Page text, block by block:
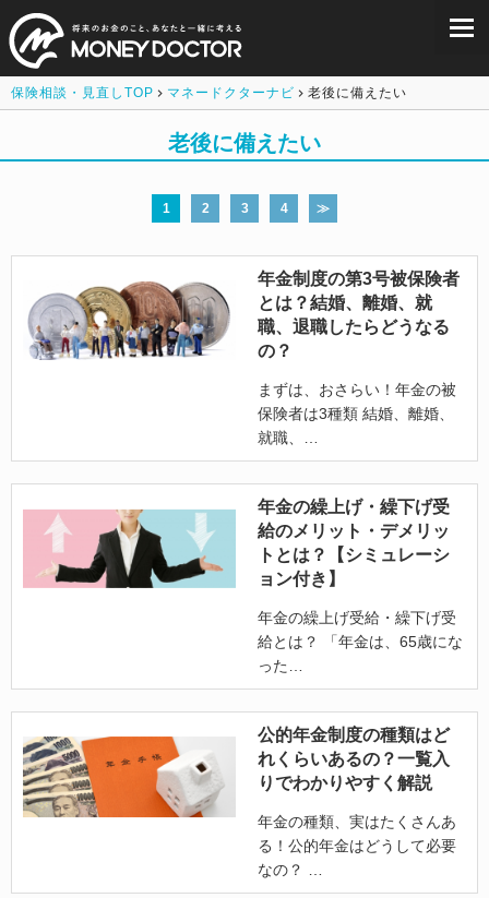
保険相談・見直しTOP マネードクターナビ 老後に備えたい
老後に備えたい
1 2 3 4 ≫
年金制度の第3号被保険者
とは？結婚、離婚、就
職、退職したらどうなる
の？
まずは、おさらい！年金の被
保険者は3種類 結婚、離婚、
就職、
年金の繰上げ・繰下げ受
給のメリット・デメリッ
トとは？【シミュレーシ
ョン付き】
年金の繰上げ受給・繰下げ受
給とは？ 「年金は、65歳にな
った
公的年金制度の種類はど
れくらいあるの？一覧入
りでわかりやすく解説
年金の種類、実はたくさんあ
る！公的年金はどうして必要
なの？